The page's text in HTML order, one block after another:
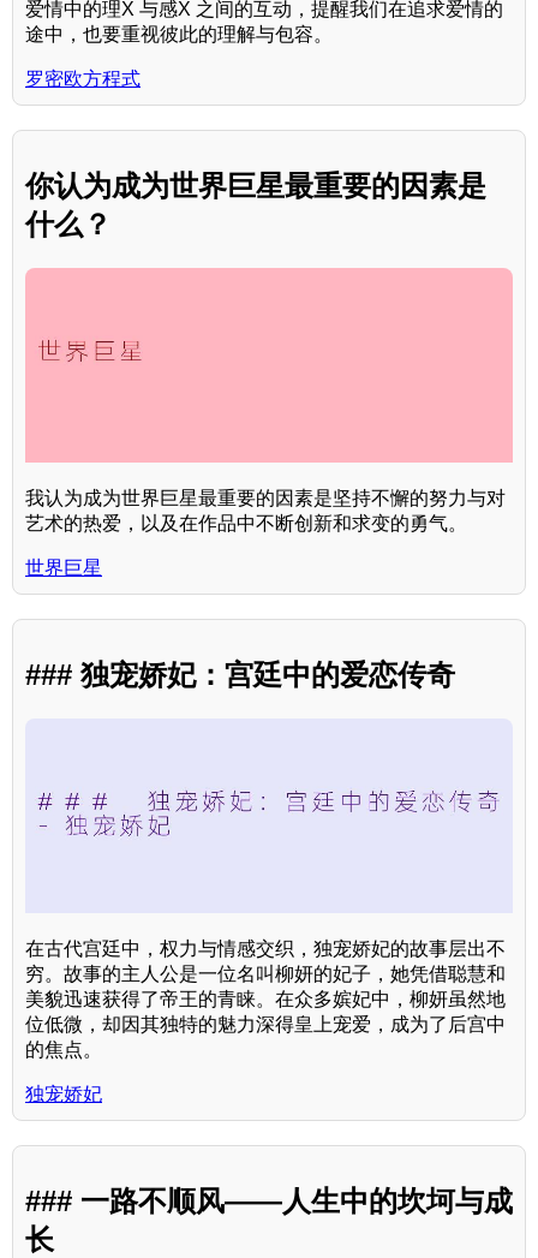
爱情中的理X 与感X 之间的互动，提醒我们在追求爱情的
途中，也要重视彼此的理解与包容。
罗密欧方程式
你认为成为世界巨星最重要的因素是
什么？
我认为成为世界巨星最重要的因素是坚持不懈的努力与对
艺术的热爱，以及在作品中不断创新和求变的勇气。
世界巨星
### 独宠娇妃：宫廷中的爱恋传奇
在古代宫廷中，权力与情感交织，独宠娇妃的故事层出不
穷。故事的主人公是一位名叫柳妍的妃子，她凭借聪慧和
美貌迅速获得了帝王的青睐。在众多嫔妃中，柳妍虽然地
位低微，却因其独特的魅力深得皇上宠爱，成为了后宫中
的焦点。
独宠娇妃
### 一路不顺风——人生中的坎坷与成
长